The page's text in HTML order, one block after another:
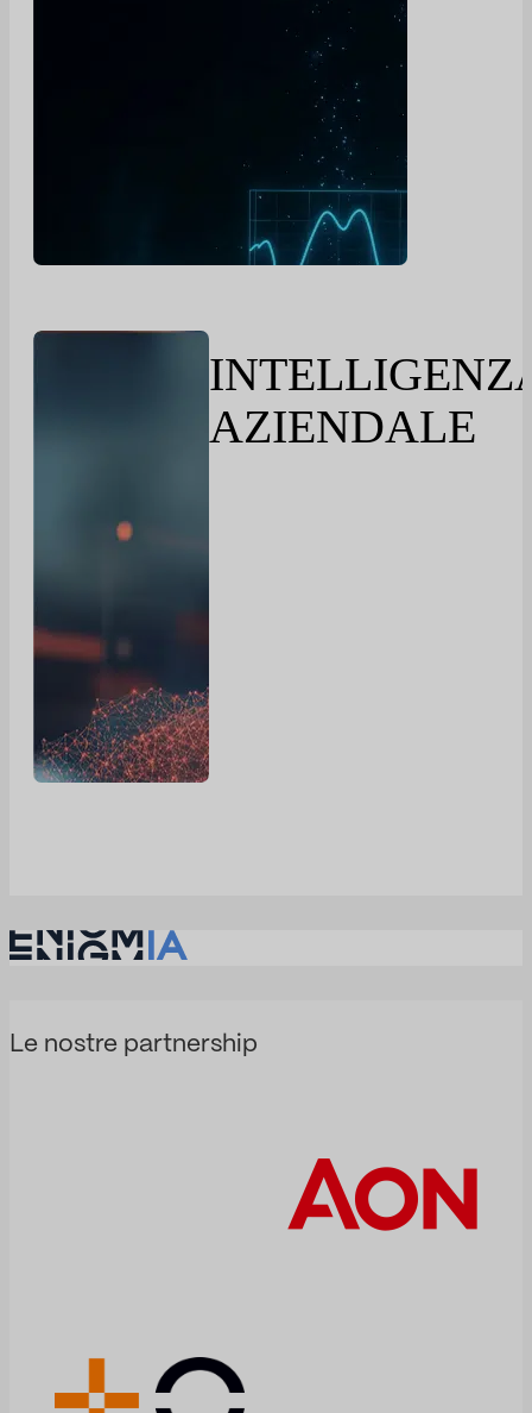
AZIENDALE
Le nostre partnership